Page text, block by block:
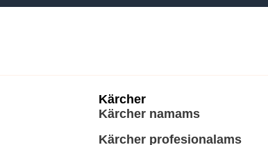
Kärcher
Kärcher namams
Kärcher profesionalams